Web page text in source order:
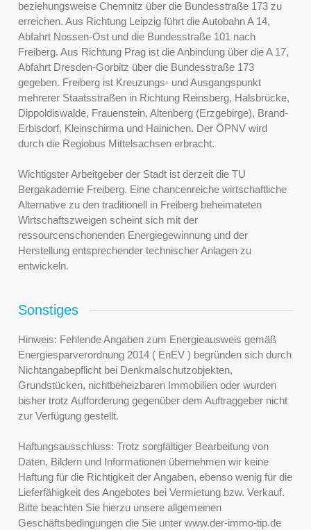
beziehungsweise Chemnitz über die Bundesstraße 173 zu
erreichen. Aus Richtung Leipzig führt die Autobahn A 14,
Abfahrt Nossen-Ost und die Bundesstraße 101 nach
Freiberg. Aus Richtung Prag ist die Anbindung über die A 17,
Abfahrt Dresden-Gorbitz über die Bundesstraße 173
gegeben. Freiberg ist Kreuzungs- und Ausgangspunkt
mehrerer Staatsstraßen in Richtung Reinsberg, Halsbrücke,
Dippoldiswalde, Frauenstein, Altenberg (Erzgebirge), Brand-
Erbisdorf, Kleinschirma und Hainichen. Der ÖPNV wird
durch die Regiobus Mittelsachsen erbracht.
Wichtigster Arbeitgeber der Stadt ist derzeit die TU
Bergakademie Freiberg. Eine chancenreiche wirtschaftliche
Alternative zu den traditionell in Freiberg beheimateten
Wirtschaftszweigen scheint sich mit der
ressourcenschonenden Energiegewinnung und der
Herstellung entsprechender technischer Anlagen zu
entwickeln.
Sonstiges
Hinweis: Fehlende Angaben zum Energieausweis gemäß
Energiesparverordnung 2014 ( EnEV ) begründen sich durch
Nichtangabepflicht bei Denkmalschutzobjekten,
Grundstücken, nichtbeheizbaren Immobilien oder wurden
bisher trotz Aufforderung gegenüber dem Auftraggeber nicht
zur Verfügung gestellt.
Haftungsausschluss: Trotz sorgfältiger Bearbeitung von
Daten, Bildern und Informationen übernehmen wir keine
Haftung für die Richtigkeit der Angaben, ebenso wenig für die
Lieferfähigkeit des Angebotes bei Vermietung bzw. Verkauf.
Bitte beachten Sie hierzu unsere allgemeinen
Geschäftsbedingungen die Sie unter www.der-immo-tip.de